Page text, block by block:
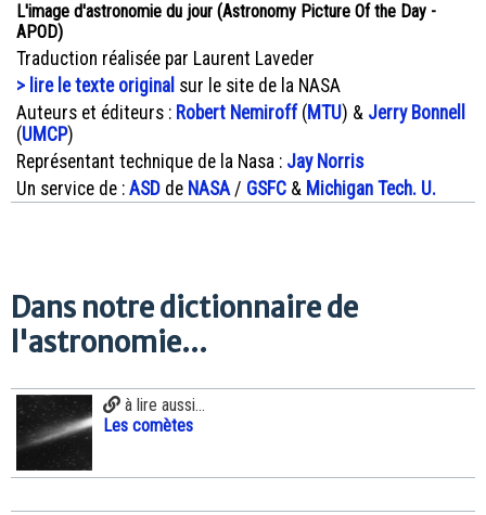
L'image d'astronomie du jour (Astronomy Picture Of the Day -
APOD)
Traduction réalisée par Laurent Laveder
> lire le texte original sur le site de la NASA
Auteurs et éditeurs : Robert Nemiroff( MTU) & Jerry Bonnell
(UMCP)
Représentant technique de la Nasa : Jay Norris
Un service de : ASD de NASA/ GSFC & Michigan Tech. U.
Dans notre dictionnaire de
l'astronomie...
à lire aussi...
Les comètes